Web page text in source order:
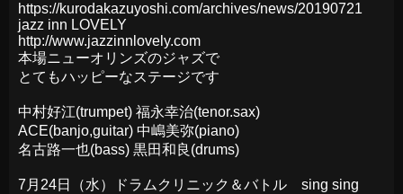
https://kurodakazuyoshi.com/archives/news/20190721
jazz inn LOVELY
http://www.jazzinnlovely.com
本場ニューオリンズのジャズで
とてもハッピーなステージです
中村好江(trumpet) 福永幸治(tenor.sax)
ACE(banjo,guitar) 中嶋美弥(piano)
名古路一也(bass) 黒田和良(drums)
7月24日（水）ドラムクリニック＆バトル sing sing